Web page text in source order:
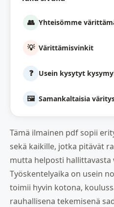
👥 Yhteisömme
💡 Värittämisvinkit
❓ Usein kysytyt
🖼️ Samankaltaisia
Tämä ilmainen pdf sopii
sekä kaikille, jotka pitävät
mutta helposti hallittavasta
Työskentelyaika on usein
toimii hyvin kotona,
rauhallisena tekemisenä